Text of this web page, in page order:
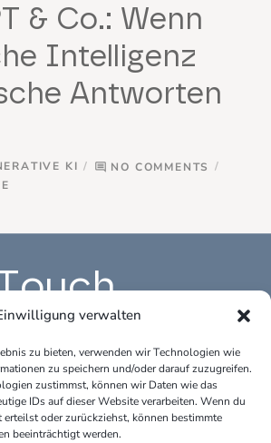
verwalten
zu bieten, verwenden wir Technologien wie
zu speichern und/oder darauf zuzugreifen.
zustimmst, können wir Daten wie das
IDs auf dieser Website verarbeiten. Wenn du
oder zurückziehst, können bestimmte
beeinträchtigt werden.
& Co.: Wenn
Intelligenz
Antworten
KI comment NO COMMENTS
Platz 1